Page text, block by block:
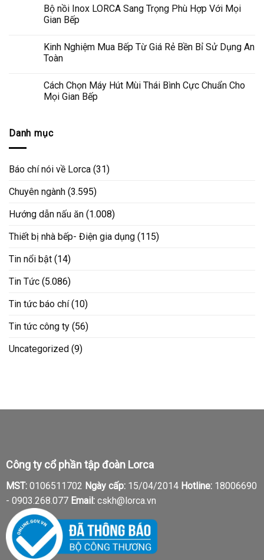
Bộ nồi Inox LORCA Sang Trọng Phù Hợp Với Mọi
Gian Bếp
Kinh Nghiệm Mua Bếp Từ Giá Rẻ Bền Bỉ Sử Dụng An
Toàn
Cách Chọn Máy Hút Mùi Thái Bình Cực Chuẩn Cho
Mọi Gian Bếp
Danh mục
Báo chí nói về Lorca (31)
Chuyên ngành (3.595)
Hướng dẫn nấu ăn (1.008)
Thiết bị nhà bếp- Điện gia dụng (115)
Tin nổi bật (14)
Tin Tức (5.086)
Tin tức báo chí(10)
Tin tức công ty (56)
Uncategorized (9)
Công ty cổ phần tập đoàn Lorca
MST:0106511702 Ngày cấp:15/04/2014 Hotline:18006690
- 0903.268.077 Email:cskh@lorca.vn